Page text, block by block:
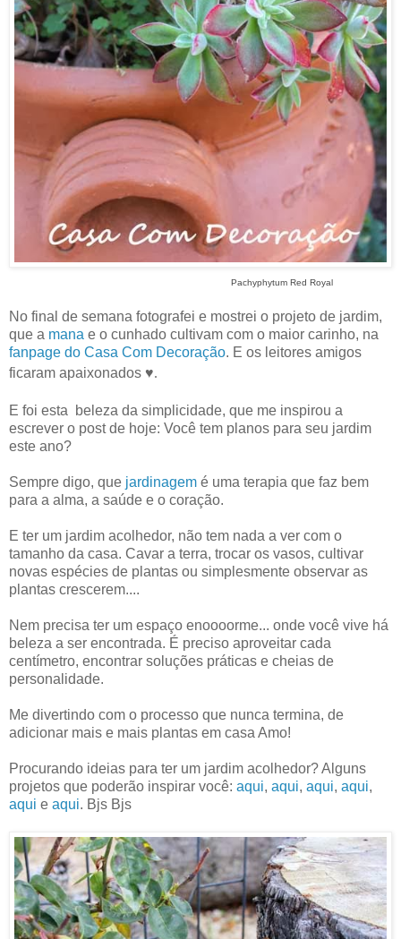
Pachyphytum Red Royal
No final de semana fotografei e mostrei o projeto de jardim,
que a mana e o cunhado cultivam com o maior carinho, na
fanpage do Casa Com Decoração. E os leitores amigos
ficaram apaixonados ♥.
E foi esta beleza da simplicidade, que me inspirou a
escrever o post de hoje: Você tem planos para seu jardim
este ano?
Sempre digo, que jardinagem é uma terapia que faz bem
para a alma, a saúde e o coração.
E ter um jardim acolhedor, não tem nada a ver com o
tamanho da casa. Cavar a terra, trocar os vasos, cultivar
novas espécies de plantas ou simplesmente observar as
plantas crescerem....
Nem precisa ter um espaço enoooorme... onde você vive há
beleza a ser encontrada. É preciso aproveitar cada
centímetro, encontrar soluções práticas e cheias de
personalidade.
Me divertindo com o processo que nunca termina, de
adicionar mais e mais plantas em casa Amo!
Procurando ideias para ter um jardim acolhedor? Alguns
projetos que poderão inspirar você: aqui, aqui, aqui, aqui,
aqui e aqui. Bjs Bjs